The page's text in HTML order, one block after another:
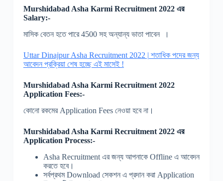
Murshidabad Asha Karmi Recruitment 2022 এর
Salary:-
মাসিক বেতন হতে পারে 4500 সহ অন্যান্য ভাতা পাবেন ।
Uttar Dinajpur Asha Recruitment 2022 | শতাধিক পদের জন্য
আবেদন প্রক্রিয়া শেষ হচ্ছে এই মাসেই !
Murshidabad Asha Karmi Recruitment 2022
Application Fees:-
কোনো রকমের Application Fees নেওয়া হবে না।
Murshidabad Asha Karmi Recruitment 2022 এর
Application Process:-
Asha Recruitment এর জন্য আপনাকে Offline এ আবেদন
করতে হবে।
সর্বপ্রথম Download সেকশন এ প্রদান করা Application